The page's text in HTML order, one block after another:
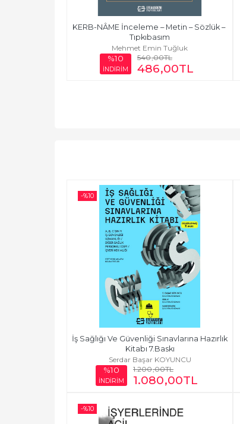
KERB-NÂME İnceleme – Metin – Sözlük –
Tıpkıbasım
Mehmet Emin Tuğluk
%10
İNDİRİM
540,00TL
486,00TL
-%10
İş Sağlığı Ve Güvenliği Sınavlarına Hazırlık
Kitabı 7.Baskı
Serdar Başar KOYUNCU
%10
İNDİRİM
1.200,00TL
1.080,00TL
-%10